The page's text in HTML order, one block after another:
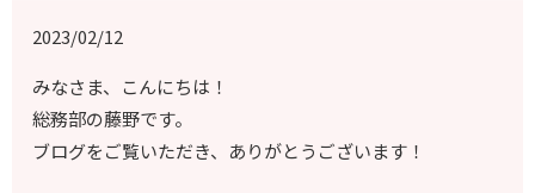
2023/02/12
みなさま、こんにちは！
総務部の藤野です。
ブログをご覧いただき、ありがとうございます！